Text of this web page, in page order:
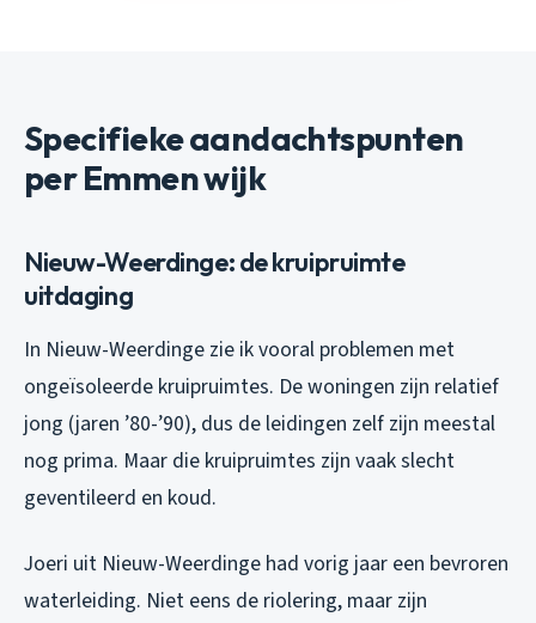
Specifieke aandachtspunten
per Emmen wijk
Nieuw-Weerdinge: de kruipruimte
uitdaging
In Nieuw-Weerdinge zie ik vooral problemen met
ongeïsoleerde kruipruimtes. De woningen zijn relatief
jong (jaren ’80-’90), dus de leidingen zelf zijn meestal
nog prima. Maar die kruipruimtes zijn vaak slecht
geventileerd en koud.
Joeri uit Nieuw-Weerdinge had vorig jaar een bevroren
waterleiding. Niet eens de riolering, maar zijn